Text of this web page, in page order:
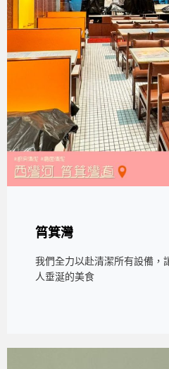
筲箕灣
我們全力以赴清潔所有設備，
人垂涎的美食